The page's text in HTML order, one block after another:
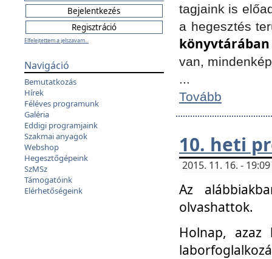
Elfelejtettem a jelszavam...
Navigáció
Bemutatkozás
Hírek
Féléves programunk
Galéria
Eddigi programjaink
Szakmai anyagok
Webshop
Hegesztőgépeink
SzMSz
Támogatóink
Elérhetőségeink
tagjaink is
a hegesztés
könyvtárában
van,
...
Tovább
10. heti
2015. 11. 16. -
Az
olvashattok.
Holnap, azaz